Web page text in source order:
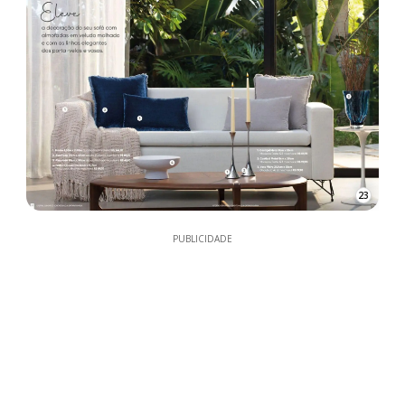
23
PUBLICIDADE